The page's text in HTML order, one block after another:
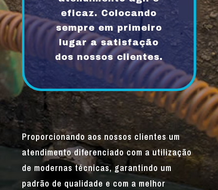
eficaz. Colocando
sempre em primeiro
lugar a satisfação
dos nossos clientes.
Proporcionando aos nossos clientes um
atendimento diferenciado com a utilização
de modernas técnicas, garantindo um
padrão de qualidade e com a melhor